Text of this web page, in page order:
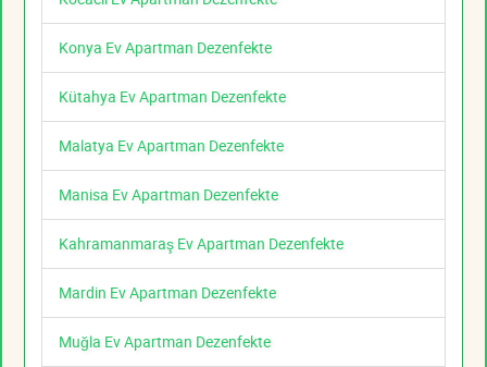
Konya Ev Apartman Dezenfekte
Kütahya Ev Apartman Dezenfekte
Malatya Ev Apartman Dezenfekte
Manisa Ev Apartman Dezenfekte
Kahramanmaraş Ev Apartman Dezenfekte
Mardin Ev Apartman Dezenfekte
Muğla Ev Apartman Dezenfekte